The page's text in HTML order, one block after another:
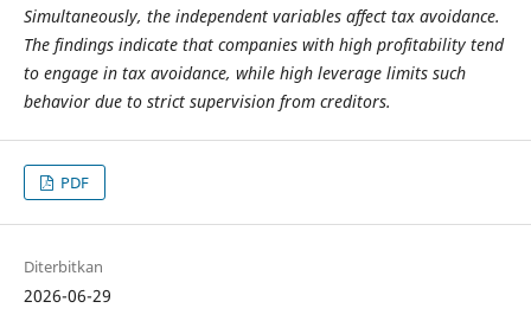
Simultaneously, the independent variables affect tax avoidance.
The findings indicate that companies with high profitability tend
to engage in tax avoidance, while high leverage limits such
behavior due to strict supervision from creditors.
PDF
Diterbitkan
2026-06-29